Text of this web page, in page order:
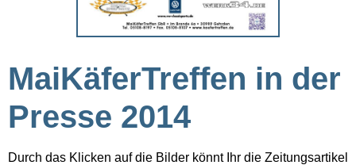
MaiKäferTreffen in der
Presse 2014
Durch das Klicken auf die Bilder könnt Ihr die Zeitungsartikel